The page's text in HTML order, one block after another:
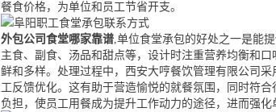
餐食价格，为单位和员工节省开支。
外包公司食堂哪家靠谱,单位食堂承包的好处之一是能
主食、副食、汤品和甜点等，设计时注重营养均衡和
鲜和多样。处理过程中，西安大哼餐饮管理有限公司
工反馈优化。这有助于营造愉悦的就餐氛围，同时符
负担，使员工用餐成为提升工作动力的途径，进而强化